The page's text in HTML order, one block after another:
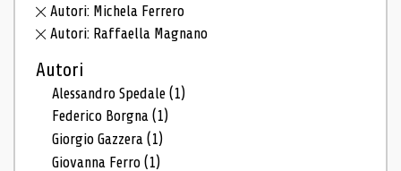
Autori: Michela Ferrero
Autori: Raffaella Magnano
Autori
Alessandro Spedale(1)
Federico Borgna(1)
Giorgio Gazzera(1)
Giovanna Ferro(1)